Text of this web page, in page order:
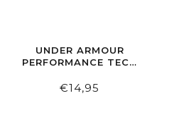
UNDER ARMOUR
PERFORMANCE TECH
SOCKS 3-PACK
€14,95